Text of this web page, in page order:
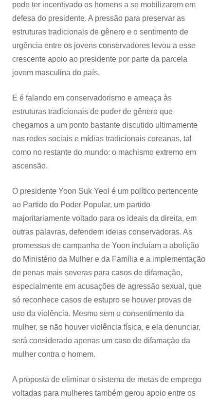
pode ter incentivado os homens a se mobilizarem em
defesa do presidente. A pressão para preservar as
estruturas tradicionais de gênero e o sentimento de
urgência entre os jovens conservadores levou a esse
crescente apoio ao presidente por parte da parcela
jovem masculina do país.
E é falando em conservadorismo e ameaça às
estruturas tradicionais de poder de gênero que
chegamos a um ponto bastante discutido ultimamente
nas redes sociais e mídias tradicionais coreanas, tal
como no restante do mundo: o machismo extremo em
ascensão.
O presidente Yoon Suk Yeol é um político pertencente
ao Partido do Poder Popular, um partido
majoritariamente voltado para os ideais da direita, em
outras palavras, defendem ideias conservadoras. As
promessas de campanha de Yoon incluíam a abolição
do Ministério da Mulher e da Família e a implementação
de penas mais severas para casos de difamação,
especialmente em acusações de agressão sexual, que
só reconhece casos de estupro se houver provas de
uso da violência. Mesmo sem o consentimento da
mulher, se não houver violência física, e ela denunciar,
será considerado apenas um caso de difamação da
mulher contra o homem.
A proposta de eliminar o sistema de metas de emprego
voltadas para mulheres também gerou apoio entre os